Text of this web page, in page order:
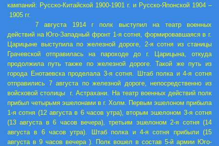
кампаний: Русско-Китайской 1900-1901 г. и Русско-Японской 1904 –
1905 гг.
7 августа 1914 г полк выступил на театр военных
действий на Юго-Западный фронт 1-я сотня, формировавшаяся в г.
Царицыне выступила по железной дороге, 2-я сотня из станицы
Грачевской отправилась на пароходе до г. Царицына, откуда
продолжила путь также по железной дороге. Такой же путь из
города Енотаевска проделала 3-я сотня. Штаб полка и 4-я сотня
отправились 7 августа по железной дороге, непосредственно из
войсковой столицы г. Астрахани. На театр военных действий полк
прибыл четырьмя эшелонами в г. Холм. Первым эшелоном прибыла
1-я сотня (12 августа в 6 часов утра), вторым эшелоном 3-я сотня
(13 августа в 6 часов вечера), третьим эшелоном 2-я сотня (14
августа в 6 часов утра). Штаб полка и 4-я сотня прибыли (15
августа в 9 часов вечера ). Полк вошел в состав 5-й армии Юго-